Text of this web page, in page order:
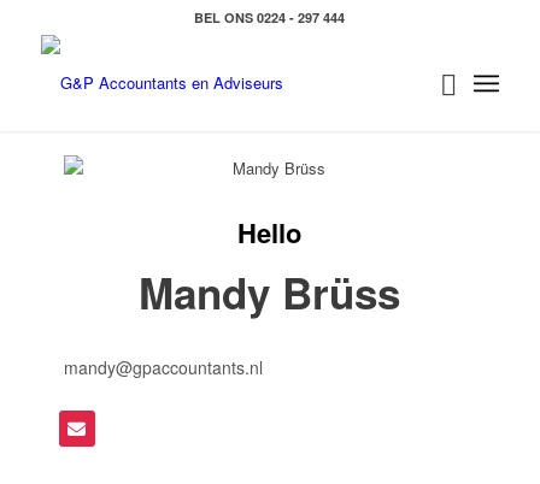
BEL ONS 0224 - 297 444
Hello
Mandy Brüss
mandy@gpaccountants.nl